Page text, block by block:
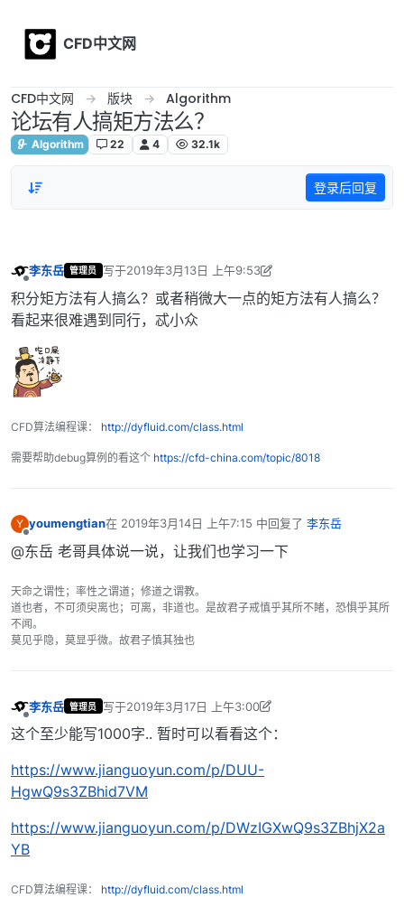
CFD中文网
CFD中文网 版块 Algorithm
论坛有人搞矩方法么？
Algorithm 22 4 32.1k
登录后回复
李东岳 管理员 写于2019年3月13日 上午9:53
最后由 李东岳 编辑2019年4月20日 下午4:21
积分矩方法有人搞么？或者稍微大一点的矩方法有人搞么？
看起来很难遇到同行，忒小众
CFD算法编程课： http://dyfluid.com/class.html
需要帮助debug算例的看这个 https://cfd-china.com/topic/8018
Y youmengtian在 2019年3月14日 上午7:15 中回复了 李东岳
最后由 编辑
@东岳 老哥具体说一说，让我们也学习一下
天命之谓性；率性之谓道；修道之谓教。
道也者，不可须臾离也；可离，非道也。是故君子戒慎乎其所不睹，恐惧乎其所
不闻。
莫见乎隐，莫显乎微。故君子慎其独也
李东岳 管理员 写于2019年3月17日 上午3:00
最后由 李东岳 编辑 2019年3月17日 上午11:01
这个至少能写1000字.. 暂时可以看看这个：
https://www.jianguoyun.com/p/DUU-
HgwQ9s3ZBhid7VM
https://www.jianguoyun.com/p/DWzIGXwQ9s3ZBhjX2a
YB
CFD算法编程课： http://dyfluid.com/class.html